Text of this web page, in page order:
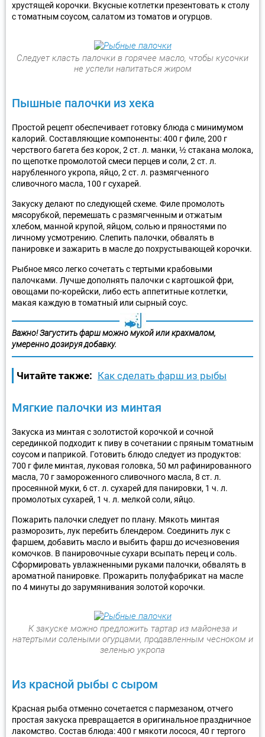
хрустящей корочки. Вкусные котлетки презентовать к столу
с томатным соусом, салатом из томатов и огурцов.
Следует класть палочки в горячее масло, чтобы кусочки
не успели напитаться жиром
Пышные палочки из хека
Простой рецепт обеспечивает готовку блюда с минимумом
калорий. Составляющие компоненты: 400 г филе, 200 г
черствого багета без корок, 2 ст. л. манки, ½ стакана молока,
по щепотке промолотой смеси перцев и соли, 2 ст. л.
нарубленного укропа, яйцо, 2 ст. л. размягченного
сливочного масла, 100 г сухарей.
Закуску делают по следующей схеме. Филе промолоть
мясорубкой, перемешать с размягченным и отжатым
хлебом, манной крупой, яйцом, солью и пряностями по
личному усмотрению. Слепить палочки, обвалять в
панировке и зажарить в масле до похрустывающей корочки.
Рыбное мясо легко сочетать с тертыми крабовыми
палочками. Лучше дополнять палочки с картошкой фри,
овощами по-корейски, либо есть аппетитные котлетки,
макая каждую в томатный или сырный соус.
Важно! Загустить фарш можно мукой или крахмалом,
умеренно дозируя добавку.
Читайте также: Как сделать фарш из рыбы
Мягкие палочки из минтая
Закуска из минтая с золотистой корочкой и сочной
серединкой подходит к пиву в сочетании с пряным томатным
соусом и паприкой. Готовить блюдо следует из продуктов:
700 г филе минтая, луковая головка, 50 мл рафинированного
масла, 70 г замороженного сливочного масла, 8 ст. л.
просеянной муки, 6 ст. л. сухарей для панировки, 1 ч. л.
промолотых сухарей, 1 ч. л. мелкой соли, яйцо.
Пожарить палочки следует по плану. Мякоть минтая
разморозить, лук перебить блендером. Соединить лук с
фаршем, добавить масло и выбить фарш до исчезновения
комочков. В панировочные сухари всыпать перец и соль.
Сформировать увлажненными руками палочки, обвалять в
ароматной панировке. Прожарить полуфабрикат на масле
по 4 минуты до зарумянивания золотой корочки.
К закуске можно предложить тартар из майонеза и
натертыми солеными огурцами, продавленным чесноком и
зеленью укропа
Из красной рыбы с сыром
Красная рыба отменно сочетается с пармезаном, отчего
простая закуска превращается в оригинальное праздничное
лакомство. Состав блюда: 400 г мякоти лосося, 40 г тертого